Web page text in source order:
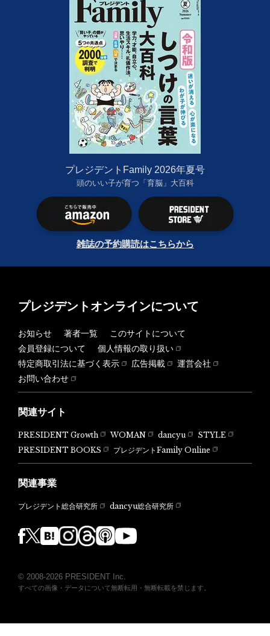
プレジデントFamily 2026年夏号
頭のいい子が育つ「育脳」大百科
雑誌の予約購読はこちらから
プレジデントオンラインについて
お知らせ 著者一覧
このサイトについて
会員登録について
個人情報の取り扱い
特定商取引法に基づく表示
広告掲載
運営会社
お問い合わせ
関連サイト
PRESIDENT Growth WOMAN dancyu
STYLE
PRESIDENT BOOKS
プレジデントFamily Online
関連事業
プレジデント総合研究所 dancyu総合研究所
© 2008-2026 PRESIDENT Inc.
すべての画像・データについて無断転用・無断転載を禁じます。